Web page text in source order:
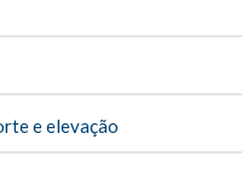
e elevação